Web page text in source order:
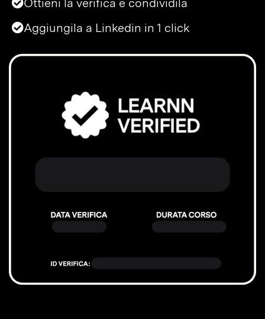
Ottieni la verifica e condividila
Aggiungila a Linkedin in 1 click